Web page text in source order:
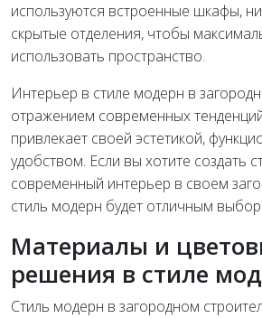
используются встроенные шкафы,
скрытые отделения, чтобы
использовать пространство.
Интерьер в стиле модерн в
отражением современных
привлекает своей эстетикой,
удобством. Если вы хотите создать
современный интерьер в своем
стиль модерн будет отличным
Материалы и
решения в стиле
Стиль модерн в загородном